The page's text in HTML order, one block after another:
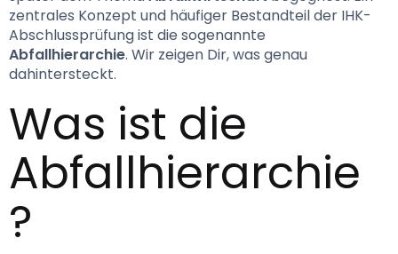
zentrales Konzept und häufiger Bestandteil der IHK-
Abfallhierarchie. Wir zeigen Dir, was genau
dahintersteckt.
Was ist die
Abfallhierarchie
?